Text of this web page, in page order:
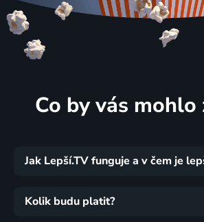
Co by vás
Jak Lepší.TV funguje a v čem je
Kolik budu platit?